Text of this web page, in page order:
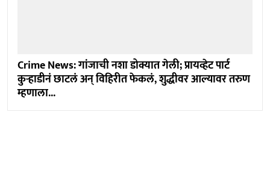
Crime News: गांजाची नशा डोक्यात गेली; प्रायव्हेट पार्ट
कुऱ्हाडीनं छाटलं अन् विहिरीत फेकलं, शुद्धीवर आल्यावर तरुण
म्हणाला...